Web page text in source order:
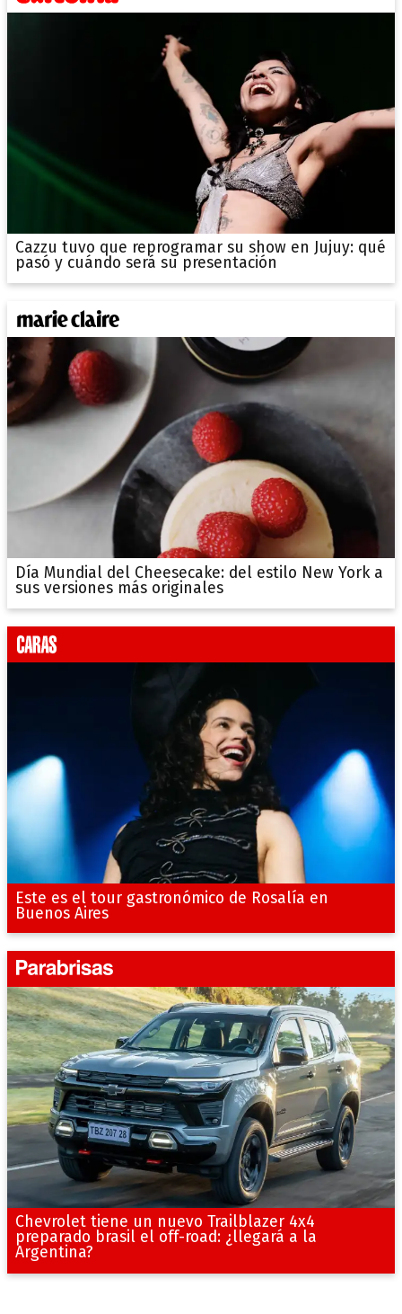
Cazzu tuvo que reprogramar su show en Jujuy: qué
pasó y cuándo será su presentación
Día Mundial del Cheesecake: del estilo New York a
sus versiones más originales
Este es el tour gastronómico de Rosalía en
Buenos Aires
Chevrolet tiene un nuevo Trailblazer 4x4
preparado brasil el off-road: ¿llegará a la
Argentina?